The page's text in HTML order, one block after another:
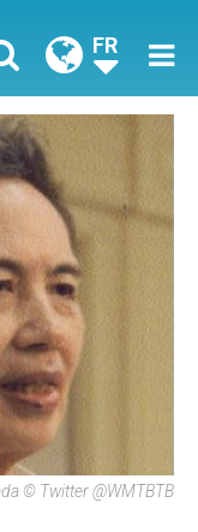
FR
© Twitter @WMTBTB